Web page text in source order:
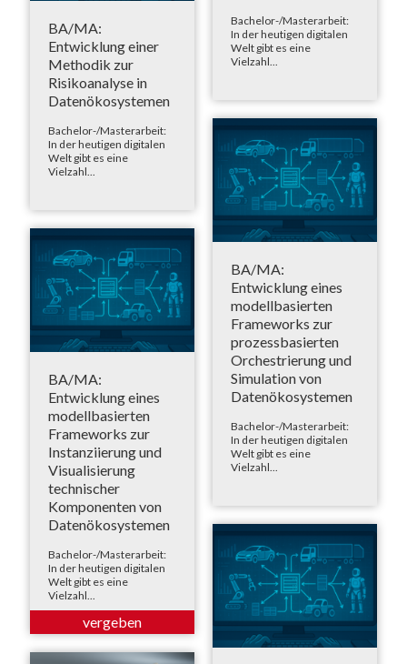
Bachelor-/Masterarbeit:
In der heutigen digitalen
Welt gibt es eine
Vielzahl...
BA/MA:
Entwicklung einer
Methodik zur
Risikoanalyse in
Datenökosystemen
Bachelor-/Masterarbeit:
In der heutigen digitalen
Welt gibt es eine
Vielzahl...
BA/MA:
Entwicklung eines
modellbasierten
Frameworks zur
prozessbasierten
Orchestrierung und
Simulation von
Datenökosystemen
Bachelor-/Masterarbeit:
In der heutigen digitalen
Welt gibt es eine
Vielzahl...
BA/MA:
Entwicklung eines
modellbasierten
Frameworks zur
Instanziierung und
Visualisierung
technischer
Komponenten von
Datenökosystemen
Bachelor-/Masterarbeit:
In der heutigen digitalen
Welt gibt es eine
Vielzahl...